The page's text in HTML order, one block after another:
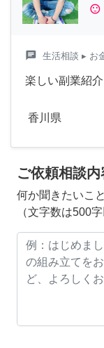
sentiment_satisfied
chat 生活相談 ▸ お
楽しい副業紹
香川県
ご依頼相談内
何か聞きたいこ
（文字数は500字